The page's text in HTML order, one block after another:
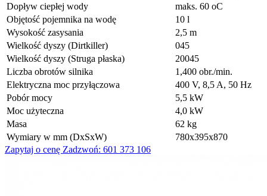
Dopływ ciepłej wody
maks. 60 oC
Objętość pojemnika na wodę
10 l
Wysokość zasysania
2,5 m
Wielkość dyszy (Dirtkiller)
045
Wielkość dyszy (Struga płaska)
20045
Liczba obrotów silnika
1,400 obr./min.
Elektryczna moc przyłączowa
400 V, 8,5 A, 50 Hz
Pobór mocy
5,5 kW
Moc użyteczna
4,0 kW
Masa
62 kg
Wymiary w mm (DxSxW)
780x395x870
Zapytaj o cenę Zadzwoń: 601 373 106